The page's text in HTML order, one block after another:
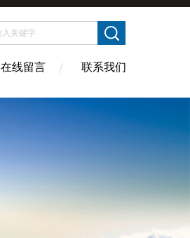
在线留言 联系我们